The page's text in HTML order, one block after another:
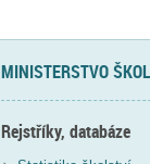
MINISTERSTVO
Rejstříky, databáze